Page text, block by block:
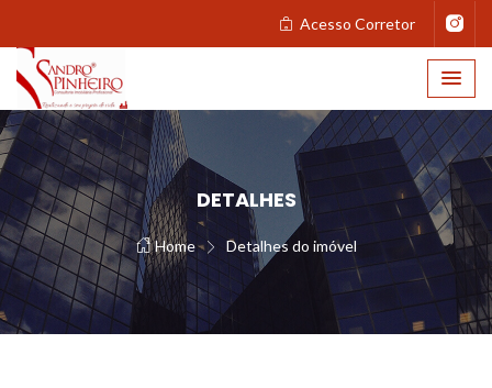
Acesso Corretor
DETALHES
Home Detalhes do imóvel